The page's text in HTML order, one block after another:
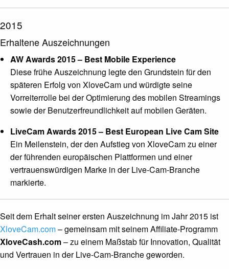
2015
Erhaltene Auszeichnungen
AW Awards 2015 – Best Mobile Experience
Diese frühe Auszeichnung legte den Grundstein für den
späteren Erfolg von XloveCam und würdigte seine
Vorreiterrolle bei der Optimierung des mobilen Streamings
sowie der Benutzerfreundlichkeit auf mobilen Geräten.
LiveCam Awards 2015 – Best European Live Cam Site
Ein Meilenstein, der den Aufstieg von XloveCam zu einer
der führenden europäischen Plattformen und einer
vertrauenswürdigen Marke in der Live-Cam-Branche
markierte.
Seit dem Erhalt seiner ersten Auszeichnung im Jahr 2015 ist
XloveCam.com– gemeinsam mit seinem Affiliate-Programm
XloveCash.com– zu einem Maßstab für Innovation, Qualität
und Vertrauen in der Live-Cam-Branche geworden.